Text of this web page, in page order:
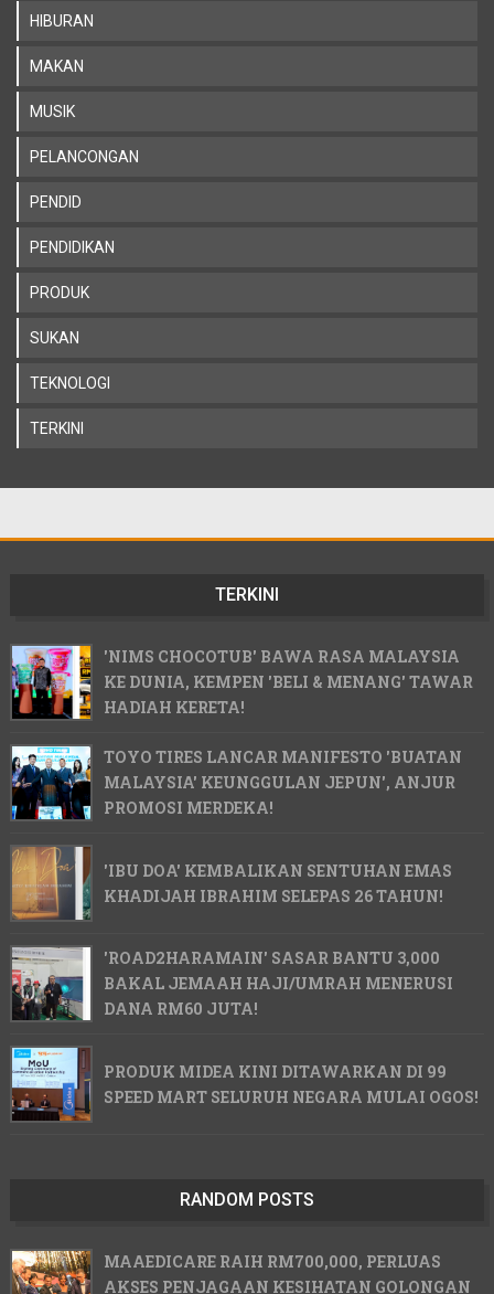
HIBURAN
MAKAN
MUSIK
PELANCONGAN
PENDID
PENDIDIKAN
PRODUK
SUKAN
TEKNOLOGI
TERKINI
TERKINI
'NIMS CHOCOTUB' BAWA RASA MALAYSIA
KE DUNIA, KEMPEN 'BELI & MENANG' TAWAR
HADIAH KERETA!
TOYO TIRES LANCAR MANIFESTO 'BUATAN
MALAYSIA' KEUNGGULAN JEPUN', ANJUR
PROMOSI MERDEKA!
'IBU DOA' KEMBALIKAN SENTUHAN EMAS
KHADIJAH IBRAHIM SELEPAS 26 TAHUN!
'ROAD2HARAMAIN' SASAR BANTU 3,000
BAKAL JEMAAH HAJI/UMRAH MENERUSI
DANA RM60 JUTA!
PRODUK MIDEA KINI DITAWARKAN DI 99
SPEED MART SELURUH NEGARA MULAI OGOS!
RANDOM POSTS
MAAEDICARE RAIH RM700,000, PERLUAS
AKSES PENJAGAAN KESIHATAN GOLONGAN